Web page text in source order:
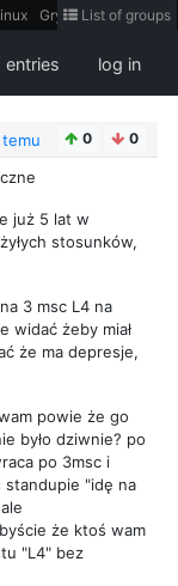
Gry
Teh
Truelolcontent
FilmyDokumentalne
gry
List of groups
entries log in
0 0
już 5 lat w
stosunków,
3 msc L4 na
widać żeby miał
że ma depresje,
powie że go
było dziwnie? po
po 3msc i
standupie "idę na
że ktoś wam
"L4" bez